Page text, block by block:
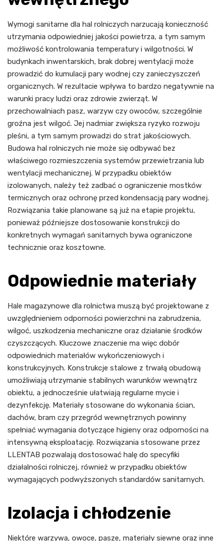
Wymogi sanitarne dla hal rolniczych narzucają konieczność
utrzymania odpowiedniej jakości powietrza, a tym samym
możliwość kontrolowania temperatury i wilgotności. W
budynkach inwentarskich, brak dobrej wentylacji może
prowadzić do kumulacji pary wodnej czy zanieczyszczeń
organicznych. W rezultacie wpływa to bardzo negatywnie na
warunki pracy ludzi oraz zdrowie zwierząt. W
przechowalniach pasz, warzyw czy owoców, szczególnie
groźna jest wilgoć. Jej nadmiar zwiększa ryzyko rozwoju
pleśni, a tym samym prowadzi do strat jakościowych.
Budowa hal rolniczych nie może się odbywać bez
właściwego rozmieszczenia systemów przewietrzania lub
wentylacji mechanicznej. W przypadku obiektów
izolowanych, należy też zadbać o ograniczenie mostków
termicznych oraz ochronę przed kondensacją pary wodnej.
Rozwiązania takie planowane są już na etapie projektu,
ponieważ późniejsze dostosowanie konstrukcji do
konkretnych wymagań sanitarnych bywa ograniczone
technicznie oraz kosztowne.
Odpowiednie materiały
Hale magazynowe dla rolnictwa muszą być projektowane z
uwzględnieniem odporności powierzchni na zabrudzenia,
wilgoć, uszkodzenia mechaniczne oraz działanie środków
czyszczących. Kluczowe znaczenie ma więc dobór
odpowiednich materiałów wykończeniowych i
konstrukcyjnych. Konstrukcje stalowe z trwałą obudową
umożliwiają utrzymanie stabilnych warunków wewnątrz
obiektu, a jednocześnie ułatwiają regularne mycie i
dezynfekcję. Materiały stosowane do wykonania ścian,
dachów, bram czy przegród wewnętrznych powinny
spełniać wymagania dotyczące higieny oraz odporności na
intensywną eksploatację. Rozwiązania stosowane przez
LLENTAB pozwalają dostosować halę do specyfiki
działalności rolniczej, również w przypadku obiektów
wymagających podwyższonych standardów sanitarnych.
Izolacja i chłodzenie
Niektóre warzywa, owoce, pasze, materiały siewne oraz inne